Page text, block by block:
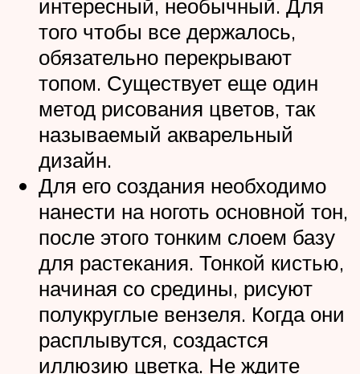
интересный, необычный. Для
того чтобы все держалось,
обязательно перекрывают
топом. Существует еще один
метод рисования цветов, так
называемый акварельный
дизайн.
Для его создания необходимо
нанести на ноготь основной тон,
после этого тонким слоем базу
для растекания. Тонкой кистью,
начиная со средины, рисуют
полукруглые вензеля. Когда они
расплывутся, создастся
иллюзию цветка. Не ждите